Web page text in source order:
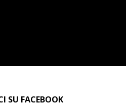
SU FACEBOOK